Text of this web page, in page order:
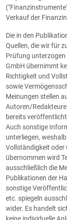
Verkauf der
Die in den
Quellen, die wir für
Prüfung unterzogen
GmbH übernimmt
Richtigkeit und
sowie
Meinungen stellen
Autoren/
bereits
Auch sonstige
unterliegen,
Vollständigkeit oder
übernommen wird
ausschließlich die
Publikationen der
sonstige
etc. spiegeln
wider. Es handelt